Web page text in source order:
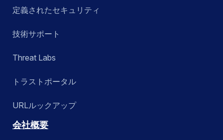
定義されたセキュリティ
技術サポート
Threat Labs
トラストポータル
URLルックアップ
会社概要